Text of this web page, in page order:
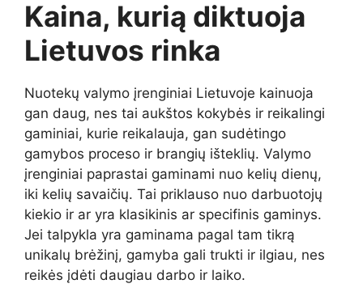
Kaina, kurią diktuoja
Lietuvos rinka
Nuotekų valymo įrenginiai Lietuvoje kainuoja
gan daug, nes tai aukštos kokybės ir reikalingi
gaminiai, kurie reikalauja, gan sudėtingo
gamybos proceso ir brangių išteklių. Valymo
įrenginiai paprastai gaminami nuo kelių dienų,
iki kelių savaičių. Tai priklauso nuo darbuotojų
kiekio ir ar yra klasikinis ar specifinis gaminys.
Jei talpykla yra gaminama pagal tam tikrą
unikalų brėžinį, gamyba gali trukti ir ilgiau, nes
reikės įdėti daugiau darbo ir laiko.